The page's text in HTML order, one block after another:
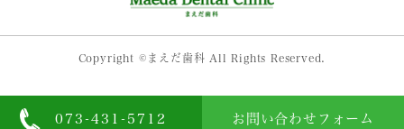
073-431-5712 お問い合わせフォーム
Copyright ©まえだ歯科 All Rights Reserved.